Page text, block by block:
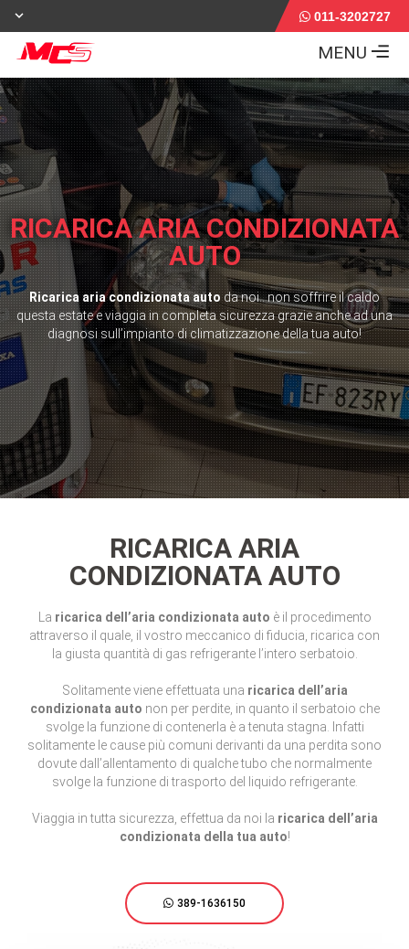
011-3202727
MENU
RICARICA ARIA CONDIZIONATA
AUTO
Ricarica aria condizionata autoda noi.. non soffrire il caldo
questa estate e viaggia in completa sicurezza grazie anche ad una
diagnosi sull’impianto di climatizzazione della tua auto!
RICARICA ARIA
CONDIZIONATA AUTO
La ricarica dell’aria condizionata auto è il procedimento
attraverso il quale, il vostro meccanico di fiducia, ricarica con
la giusta quantità di gas refrigerante l’intero serbatoio.
Solitamente viene effettuata una ricarica dell’aria
condizionata auto non per perdite, in quanto il serbatoio che
svolge la funzione di contenerla è a tenuta stagna. Infatti
solitamente le cause più comuni derivanti da una perdita sono
dovute dall’allentamento di qualche tubo che normalmente
svolge la funzione di trasporto del liquido refrigerante.
Viaggia in tutta sicurezza, effettua da noi la ricarica dell’aria
condizionata della tua auto!
389-1636150